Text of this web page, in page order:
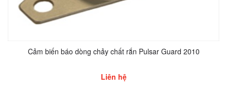
Cảm biến báo dòng chảy chất rắn Pulsar Guard 2010
Liên hệ